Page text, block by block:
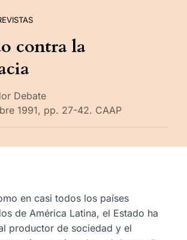
contra la
Debate
1991, pp. 27-42. CAAP
en casi todos los países
de América Latina, el Estado ha
productor de sociedad y el